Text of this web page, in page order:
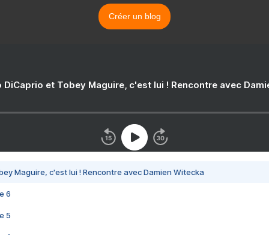
Créer un blog
DiCaprio et Tobey Maguire, c'est lui ! Rencontre avec
Maguire, c'est lui ! Rencontre avec Damien Witecka
6
5